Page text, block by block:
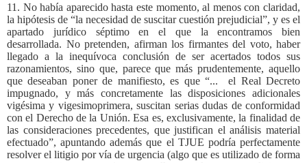
11. No había aparecido hasta este momento, al menos con claridad,
la hipótesis de “la necesidad de suscitar cuestión prejudicial”, y es el
apartado jurídico séptimo en el que la encontramos bien
desarrollada. No pretenden, afirman los firmantes del voto, haber
llegado a la inequívoca conclusión de ser acertados todos sus
razonamientos, sino que, parece que más prudentemente, aquello
que deseaban poner de manifiesto, es que “...
el Real Decreto
impugnado, y más concretamente las disposiciones adicionales
vigésima y vigesimoprimera, suscitan serias dudas de conformidad
con el Derecho de la Unión. Esa es, exclusivamente, la finalidad de
las consideraciones precedentes, que justifican el análisis material
efectuado”, apuntando además que el TJUE podría perfectamente
resolver el litigio por vía de urgencia (algo que es utilizado de forma